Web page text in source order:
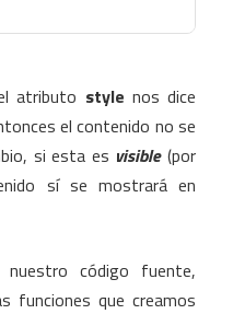
atributo style nos dice
el contenido no se
si esta es visible(por
sí se mostrará en
nuestro código fuente,
funciones que creamos